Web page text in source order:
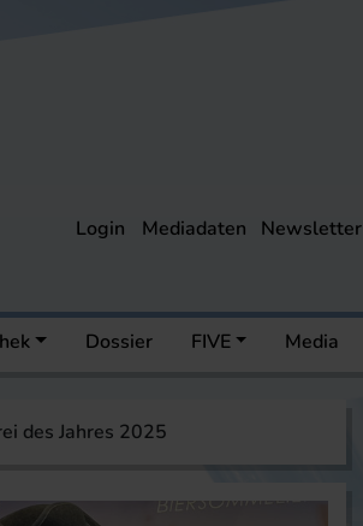
Login Mediadaten Newsletter
Dossier FIVE Media
des Jahres 2025